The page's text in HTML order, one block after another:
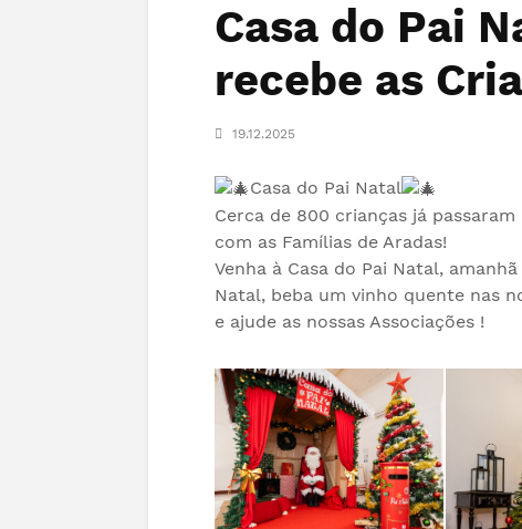
Casa do Pai
recebe as
19.12.2025
Casa do Pai Natal
Cerca de 800 crianças já
com as Famílias de Aradas!
Venha à Casa do Pai Natal,
Natal, beba um vinho quente nas
e ajude as nossas Associações !